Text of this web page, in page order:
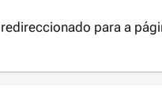
para a